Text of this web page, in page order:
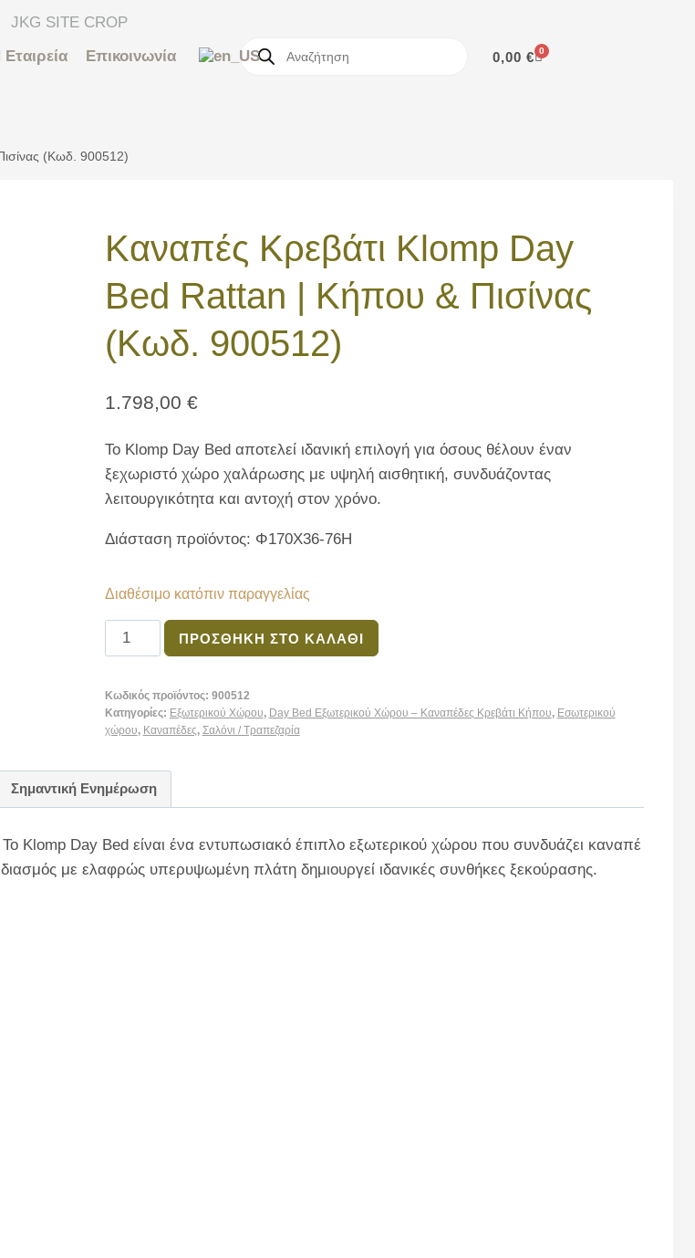
Εταιρεία Επικοινωνία 0,00 € 0
(Κωδ. 900512)
Καναπές Κρεβάτι Klomp Day
Bed Rattan | Κήπου & Πισίνας
(Κωδ. 900512)
1.798,00 €
Το Klomp Day Bed αποτελεί ιδανική επιλογή για όσους θέλουν έναν
ξεχωριστό χώρο χαλάρωσης με υψηλή αισθητική, συνδυάζοντας
λειτουργικότητα και αντοχή στον χρόνο.
Διάσταση προϊόντος: Φ170X36-76H
Διαθέσιμο κατόπιν παραγγελίας
ΠΡΟΣΘΉΚΗ ΣΤΟ ΚΑΛΆΘΙ
Κωδικός προϊόντος: 900512
Κατηγορίες: Εξωτερικού Χώρου, Day Bed Εξωτερικού Χώρου – Καναπέδες Κρεβάτι Κήπου, Εσωτερικού
χώρου, Καναπέδες, Σαλόνι / Τραπεζαρία
Σημαντική Ενημέρωση
Klomp Day Bed είναι ένα εντυπωσιακό έπιπλο εξωτερικού χώρου που συνδυάζει καναπέ
με ελαφρώς υπερυψωμένη πλάτη δημιουργεί ιδανικές συνθήκες ξεκούρασης.